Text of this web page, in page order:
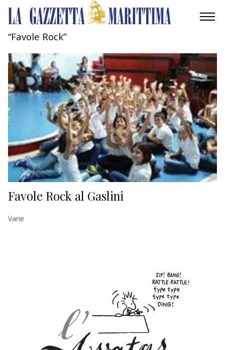
MOBILITÀ
INDUSTRIA
RICERCA
ECONOMIA
TURISMO
CULTURA
NAUTICA
“Favole Rock”
Favole Rock al Gaslini
Varie